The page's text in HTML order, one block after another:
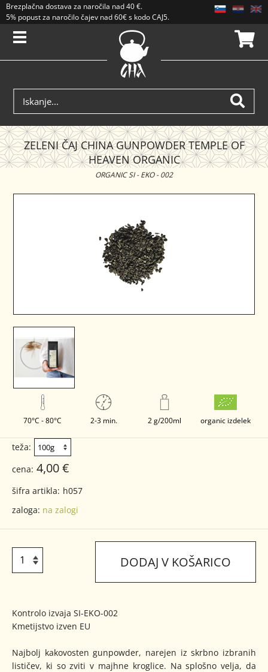
Brezplačna dostava za naročila nad40 €.
5% popust za naročilo čajev nad 60€ s kodo CAJ5. Popusti se ne seštevajo.
ZELENI ČAJ CHINA GUNPOWDER TEMPLE OF
HEAVEN ORGANIC
ORGANIC SI - EKO - 002
70°C - 80°C 2-3 min. 2 g/200ml organic izdelek
teža:
cena: 4,00 €
šifra artikla: h057
zaloga: na zalogi
DODAJ V KOŠARICO
Kontrolo izvaja SI-EKO-002
Kmetijstvo izven EU
Najbolj kakovosten gunpowder, narejen iz skrbno izbranih
lističev, ki so zviti v majhne kroglice. Na splošno velja, da